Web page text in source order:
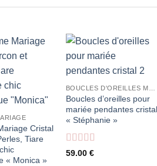
Cristal
Tiare
« Monica »
Boucles d’oreilles pour
mariée pendantes cristal
« Stéphanie »
Note5sur 5
59.00 €